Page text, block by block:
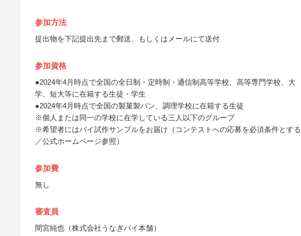
参加方法
提出物を下記提出先まで郵送、もしくはメールにて送付
参加資格
●2024年4月時点で全国の全日制・定時制・通信制高等学校、高等専門学校、大
学、短大等に在籍する生徒・学生
●2024年4月時点で全国の製菓製パン、調理学校に在籍する生徒
※個人または同一の学校に在学している三人以下のグループ
※希望者にはパイ試作サンプルをお届け（コンテストへの応募を必須条件とする
／公式ホームページ参照）
参加費
無し
審査員
間宮純也（株式会社うなぎパイ本舗）